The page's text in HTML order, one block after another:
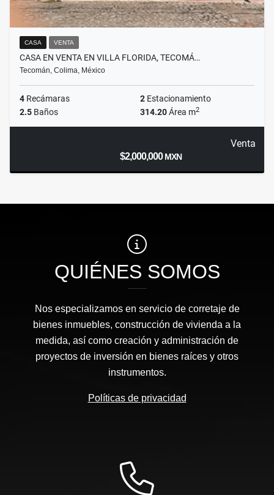
CASA VENTA
CASA EN VENTA EN VILLA FLORIDA, TECOMÁ…
Tecomán, Colima, México
4 Recámaras 2 Estacionamiento
2.5 Baños 314.20Área m2
Venta
$2,000,000MXN
QUIÉNES SOMOS
Nos especializamos en servicio de corretaje de
bienes inmuebles, construcción de vivienda a la
medida, así como creación y administración de
proyectos de inversión en bienes raíces y otros
instrumentos.
Políticas de privacidad